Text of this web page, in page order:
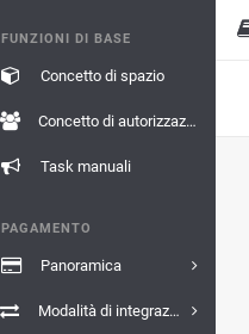
FUNZIONI DI BASE
Concetto di spazio
Concetto di autorizzazione
Task manuali
PAGAMENTO
Panoramica
Modalità di integrazione